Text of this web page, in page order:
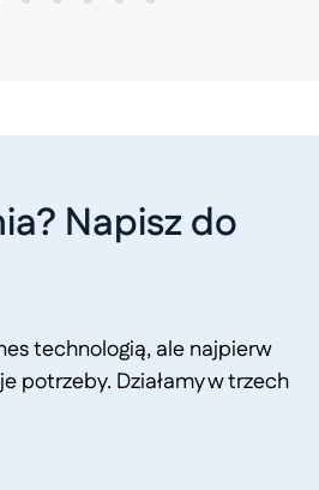
Napisz do
technologią, ale najpierw
potrzeby. Działamy w trzech